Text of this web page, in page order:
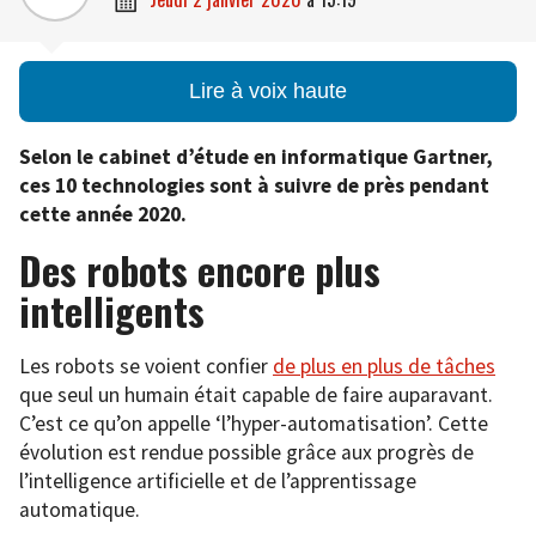
Lire à voix haute
Selon le cabinet d’étude en informatique Gartner,
ces 10 technologies sont à suivre de près pendant
cette année 2020.
Des robots encore plus
intelligents
Les robots se voient confier de plus en plus de tâches
que seul un humain était capable de faire auparavant.
C’est ce qu’on appelle ‘l’hyper-automatisation’. Cette
évolution est rendue possible grâce aux progrès de
l’intelligence artificielle et de l’apprentissage
automatique.